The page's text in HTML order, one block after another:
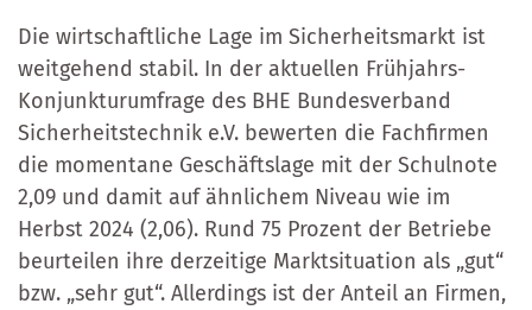
Die wirtschaftliche Lage im Sicherheitsmarkt ist
weitgehend stabil. In der aktuellen Frühjahrs-
Konjunkturumfrage des BHE Bundesverband
Sicherheitstechnik e.V. bewerten die Fachfirmen
die momentane Geschäftslage mit der Schulnote
2,09 und damit auf ähnlichem Niveau wie im
Herbst 2024 (2,06). Rund 75 Prozent der Betriebe
beurteilen ihre derzeitige Marktsituation als „gut“
bzw. „sehr gut“. Allerdings ist der Anteil an Firmen,